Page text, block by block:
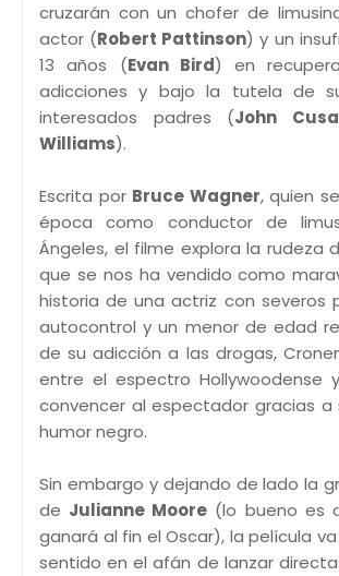
cruzarán con un chofer de
actor (Robert Pattinson) y un
13 años (Evan Bird) en
adicciones y bajo la tutela de
interesados padres (John
Williams).
Escrita por Bruce Wagner, quien
época como conductor de
Ángeles, el filme explora la rudeza
que se nos ha vendido como
historia de una actriz con severos
autocontrol y un menor de edad
de su adicción a las drogas,
entre el espectro Hollywoodense
convencer al espectador gracias a
humor negro.
Sin embargo y dejando de lado la
de Julianne Moore (lo bueno es
ganará al fin el Oscar), la película
sentido en el afán de lanzar